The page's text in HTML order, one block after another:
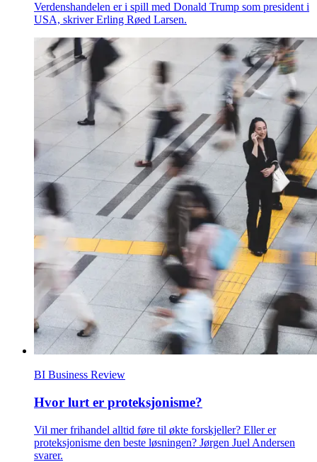
Verdenshandelen er i spill med Donald Trump som president i
USA, skriver Erling Røed Larsen.
BI Business Review
Hvor lurt er proteksjonisme?
Vil mer frihandel alltid føre til økte forskjeller? Eller er
proteksjonisme den beste løsningen? Jørgen Juel Andersen
svarer.